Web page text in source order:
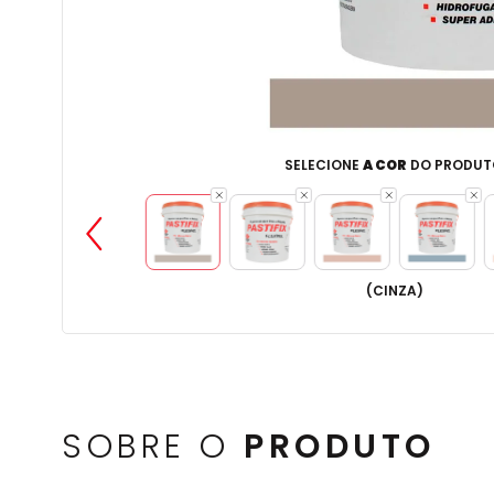
SELECIONE A COR DO
(CINZA)
SOBRE O PRODUTO